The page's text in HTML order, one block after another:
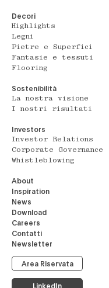
Decori
Highlights
Legni
Pietre e Superfici
Fantasie e tessuti
Flooring
Sostenibilità
La nostra visione
I nostri risultati
Investors
Investor Relations
Corporate Governance
Whistleblowing
About
Inspiration
News
Download
Careers
Contatti
Newsletter
Area Riservata
LinkedIn